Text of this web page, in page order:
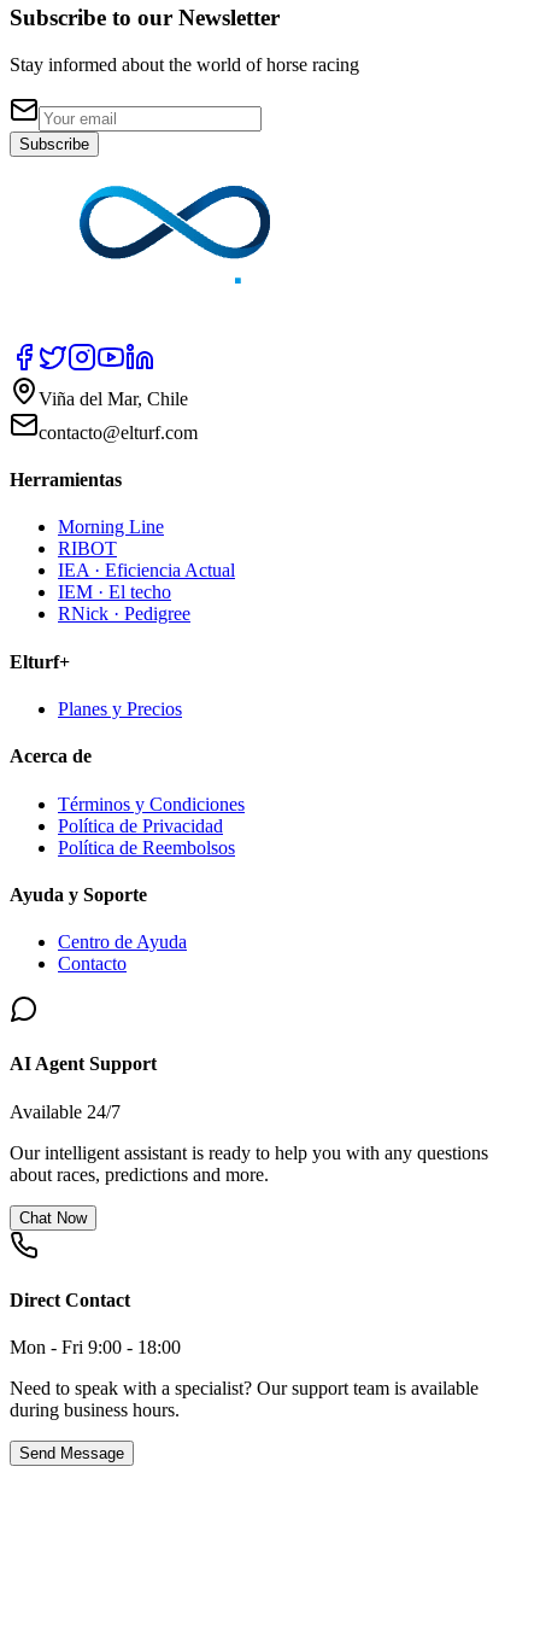
Subscribe to our Newsletter
Stay informed about the world of horse racing
Subscribe
Viña del Mar, Chile
contacto@elturf.com
Herramientas
Morning Line
RIBOT
IEA · Eficiencia Actual
IEM · El techo
RNick · Pedigree
Elturf+
Planes y Precios
Acerca de
Términos y Condiciones
Política de Privacidad
Política de Reembolsos
Ayuda y Soporte
Centro de Ayuda
Contacto
AI Agent Support
Available 24/7
Our intelligent assistant is ready to help you with any questions
about races, predictions and more.
Chat Now
Direct Contact
Mon - Fri 9:00 - 18:00
Need to speak with a specialist? Our support team is available
during business hours.
Send Message